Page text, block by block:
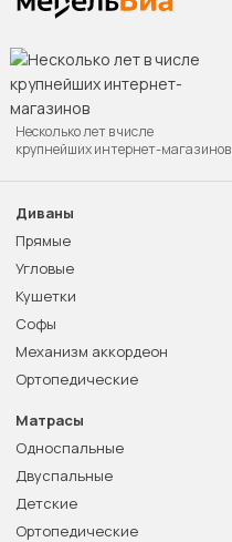
Несколько лет в числе
крупнейших интернет-магазинов
Диваны
Прямые
Угловые
Кушетки
Софы
Механизм аккордеон
Ортопедические
Матрасы
Односпальные
Двуспальные
Детские
Ортопедические